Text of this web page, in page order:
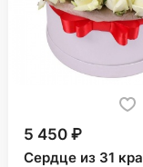
5 450 ₽
Сердце из 31